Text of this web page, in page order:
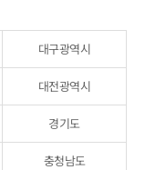
대구광역시
대전광역시
경기도
충청남도